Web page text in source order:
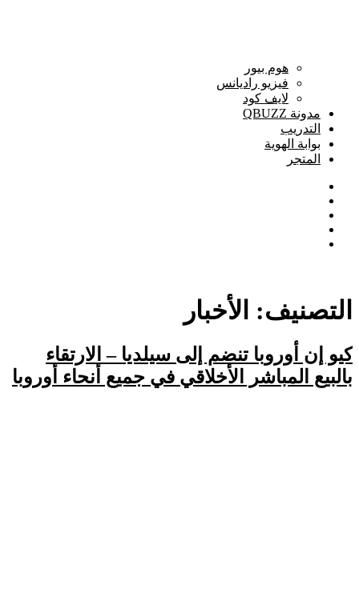
هوم بيور
فيزيو راديانس
لايف كود
مدونة QBUZZ
التدريب
بوابة الهوية
المتجر
التصنيف: الأخبار
كيو إن أوروبا تنضم إلى سيلديا – الارتقاء
بالبيع المباشر الأخلاقي في جميع أنحاء أوروبا